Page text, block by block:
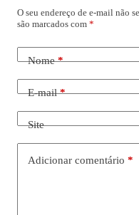
O seu endereço de e-mail não
são marcados com *
Nome*
E-mail*
Site
Adicionar comentário *